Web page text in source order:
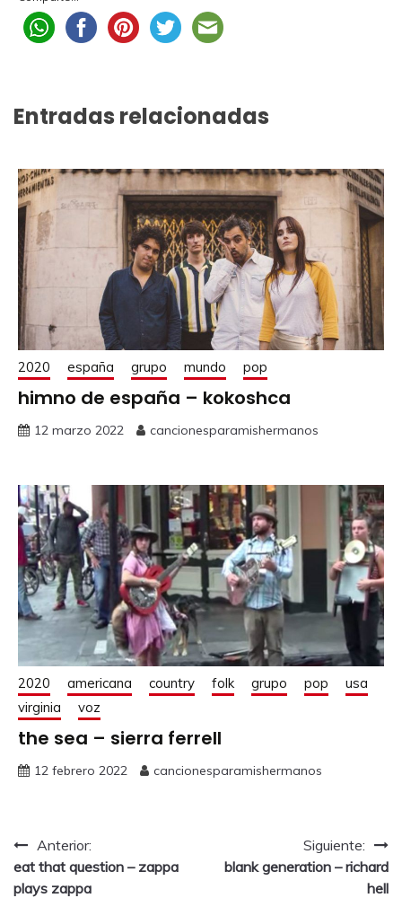
Entradas relacionadas
2020 españa grupo mundo pop
himno de españa – kokoshca
12 marzo 2022 cancionesparamishermanos
2020 americana country folk grupo pop
usa
virginia
voz
the sea – sierra ferrell
12 febrero 2022 cancionesparamishermanos
Anterior:
eat that question – zappa
plays zappa
Siguiente:
blank generation – richard
hell